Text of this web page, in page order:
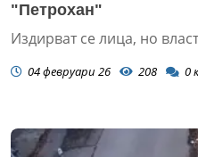
"Петрохан"
Издирват се лица, но
04 февруари 26 208 0